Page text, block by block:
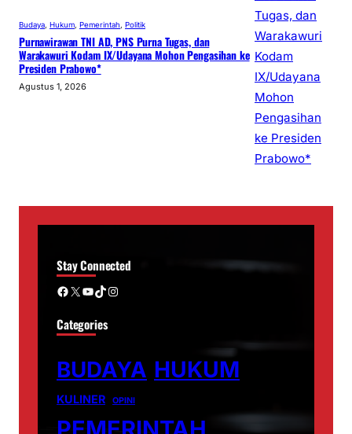
Budaya Hukum Pemerintah Politik
Purnawirawan TNI AD, PNS Purna Tugas, dan
Warakawuri Kodam IX/Udayana Mohon Pengasihan ke
Presiden Prabowo*
Agustus 1, 2026
Stay Connected
Facebook X YouTube TikTok Instagram
Categories
BUDAYA HUKUM
KULINER OPINI